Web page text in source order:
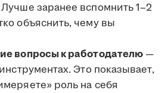
заранее вспомнить 1–2
объяснить, чему вы
вопросы к работодателю —
Это показывает,
роль на себя